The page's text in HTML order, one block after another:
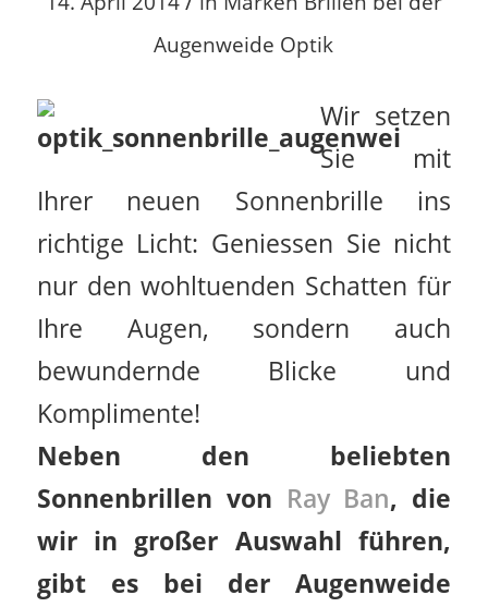
Augenweide Optik
Wir setzen
Sie mit
Ihrer neuen Sonnenbrille ins
richtige Licht: Geniessen Sie nicht
nur den wohltuenden Schatten für
Ihre Augen, sondern auch
bewundernde Blicke und
Komplimente!
Neben den beliebten
Sonnenbrillen von Ray Ban, die
wir in großer Auswahl führen,
gibt es bei der Augenweide